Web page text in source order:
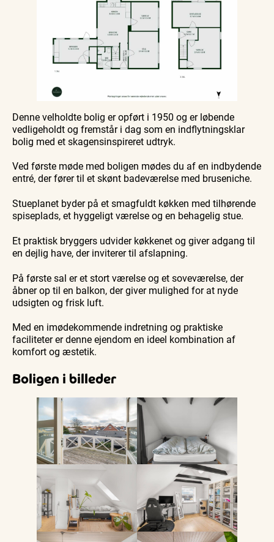
Denne velholdte bolig er opført i 1950 og er løbende
vedligeholdt og fremstår i dag som en indflytningsklar
bolig med et skagensinspireret udtryk.
Ved første møde med boligen mødes du af en indbydende
entré, der fører til et skønt badeværelse med bruseniche.
Stueplanet byder på et smagfuldt køkken med tilhørende
spiseplads, et hyggeligt værelse og en behagelig stue.
Et praktisk bryggers udvider køkkenet og giver adgang til
en dejlig have, der inviterer til afslapning.
På første sal er et stort værelse og et soveværelse, der
åbner op til en balkon, der giver mulighed for at nyde
udsigten og frisk luft.
Med en imødekommende indretning og praktiske
faciliteter er denne ejendom en ideel kombination af
komfort og æstetik.
Boligen i billeder